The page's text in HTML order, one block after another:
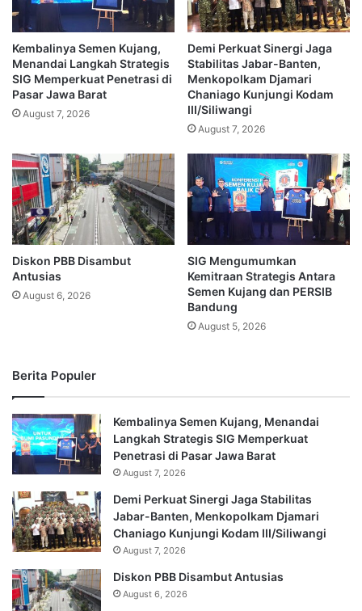
Kembalinya Semen Kujang,
Menandai Langkah Strategis
SIG Memperkuat Penetrasi di
Pasar Jawa Barat
August 7, 2026
Demi Perkuat Sinergi Jaga
Stabilitas Jabar-Banten,
Menkopolkam Djamari
Chaniago Kunjungi Kodam
III/Siliwangi
August 7, 2026
Diskon PBB Disambut
Antusias
August 6, 2026
SIG Mengumumkan
Kemitraan Strategis Antara
Semen Kujang dan PERSIB
Bandung
August 5, 2026
Berita Populer
Kembalinya Semen Kujang, Menandai
Langkah Strategis SIG Memperkuat
Penetrasi di Pasar Jawa Barat
August 7, 2026
Demi Perkuat Sinergi Jaga Stabilitas
Jabar-Banten, Menkopolkam Djamari
Chaniago Kunjungi Kodam III/Siliwangi
August 7, 2026
Diskon PBB Disambut Antusias
August 6, 2026